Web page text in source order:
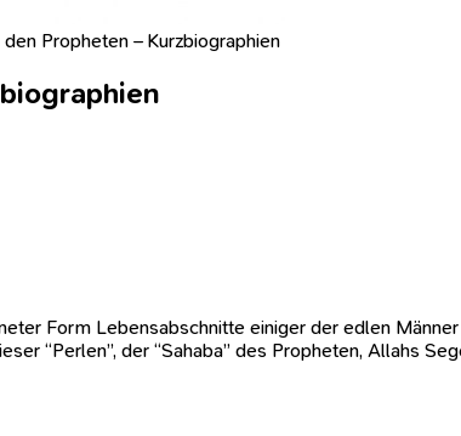
Propheten – Kurzbiographien
Form Lebensabschnitte einiger der edlen
“Perlen”, der “Sahaba” des Propheten, Allahs